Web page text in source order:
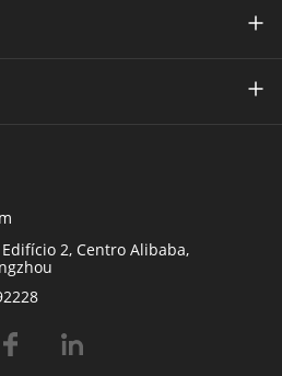
2, Centro Alibaba,